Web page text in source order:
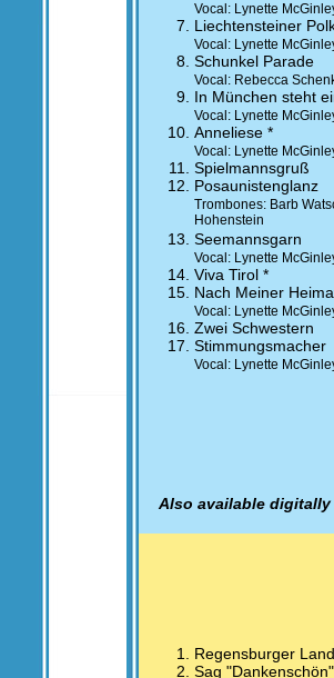
Vocal: Lynette
Liechtensteiner
Vocal: Lynette
Schunkel Parade
Vocal: Rebecca
In München steht
Vocal: Lynette
Anneliese *
Vocal: Lynette
Spielmannsgruß
Posaunistenglanz
Trombones: Barb
Hohenstein
Seemannsgarn
Vocal: Lynette
Viva Tirol *
Nach Meiner
Vocal: Lynette
Zwei Schwestern
Stimmungsmacher
Vocal: Lynette
Also available digitally
Regensburger
Sag